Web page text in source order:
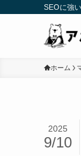
SEOに強
ホーム
2025
9/10